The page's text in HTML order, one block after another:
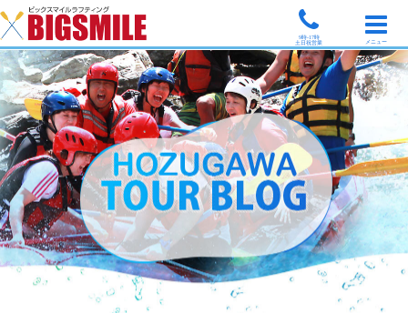
9時-17時
土日祝営業
メニュー